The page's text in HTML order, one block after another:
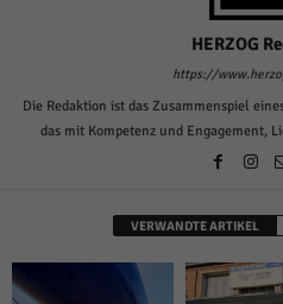
HERZOG
https://
Die Redaktion ist das Zusammenspiel
das mit Kompetenz und Engagement,
VERWANDTE ARTIKEL